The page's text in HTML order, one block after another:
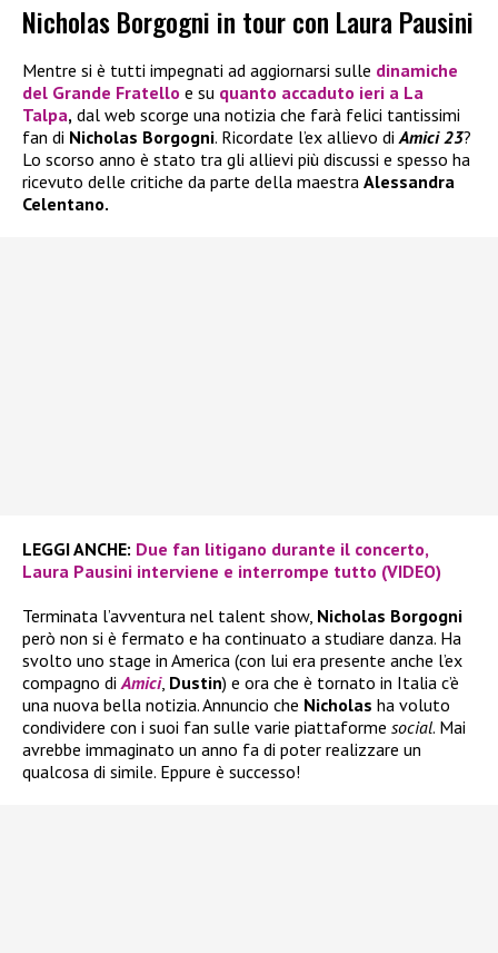
Nicholas Borgogni in tour con Laura Pausini
Mentre si è tutti impegnati ad aggiornarsi sulle dinamiche
del Grande Fratello e su quanto accaduto ieri a La
Talpa, dal web scorge una notizia che farà felici tantissimi
fan di Nicholas Borgogni. Ricordate l’ex allievo diAmici 23?
Lo scorso anno è stato tra gli allievi più discussi e spesso ha
ricevuto delle critiche da parte della maestra Alessandra
Celentano.
LEGGI ANCHE: Due fan litigano durante il concerto,
Laura Pausini interviene e interrompe tutto (VIDEO)
Terminata l’avventura nel talent show, Nicholas Borgogni
però non si è fermato e ha continuato a studiare danza. Ha
svolto uno stage in America (con lui era presente anche l’ex
compagno diAmici, Dustin) e ora che è tornato in Italia c’è
una nuova bella notizia. Annuncio che Nicholas ha voluto
condividere con i suoi fan sulle varie piattaforme social. Mai
avrebbe immaginato un anno fa di poter realizzare un
qualcosa di simile. Eppure è successo!